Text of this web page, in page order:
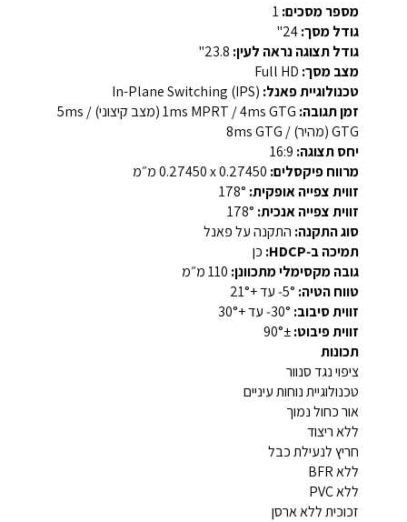
מספר מסכים:
גודל מסך:
גודל תצוגה נראה לעין:
מצב מסך:
טכנולוגיית פאנל:
זמן תגובה:
1ms MPRT / 4ms GTG (מצב קיצוני) / 5ms
GTG (מהיר) / 8ms GTG
יחס תצוגה:
מרווח פיקסלים:
זווית צפייה אופקית:
זווית צפייה אנכית:
סוג התקנה: התקנה על פאנל
תמיכה ב‑HDCP:
כן
גובה מקסימלי מתכוונן:
טווח הטיה:
זווית סיבוב:
זווית פיבוט:
תכונות
ציפוי נגד סנוור
טכנולוגיית נוחות עיניים
אור כחול נמוך
ללא ריצוד
חריץ לנעילת כבל
ללא BFR
ללא PVC
זכוכית ללא ארסן